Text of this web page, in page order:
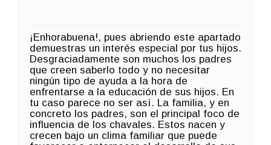
¡Enhorabuena!, pues abriendo este apartado
demuestras un interés especial por tus hijos.
Desgraciadamente son muchos los padres
que creen saberlo todo y no necesitar
ningún tipo de ayuda a la hora de
enfrentarse a la educación de sus hijos. En
tu caso parece no ser así. La familia, y en
concreto los padres, son el principal foco de
influencia de los chavales. Estos nacen y
crecen bajo un clima familiar que puede